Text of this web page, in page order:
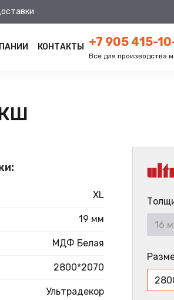
КОНТАКТЫ +7 905 415-
Все для производства
XL
19 мм
МДФ Белая
2800*2070
Ультрадекор
16